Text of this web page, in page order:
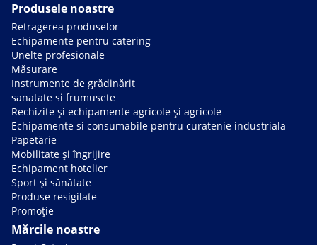
Produsele noastre
Retragerea produselor
Echipamente pentru catering
Unelte profesionale
Măsurare
Instrumente de grădinărit
sanatate si frumusete
Rechizite și echipamente agricole și agricole
Echipamente si consumabile pentru curatenie industriala
Papetărie
Mobilitate și îngrijire
Echipament hotelier
Sport și sănătate
Produse resigilate
Promoție
Mărcile noastre